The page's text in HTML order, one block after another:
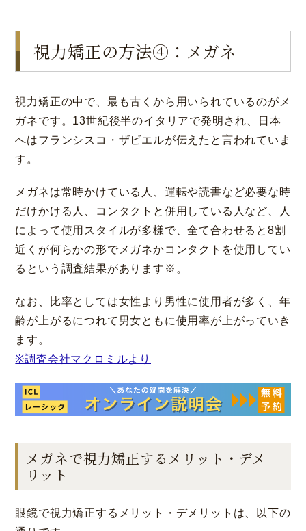
視力矯正の方法④：メガネ
視力矯正の中で、最も古くから用いられているのがメ
ガネです。13世紀後半のイタリアで発明され、日本
へはフランシスコ・ザビエルが伝えたと言われていま
す。
メガネは常時かけている人、運転や読書など必要な時
だけかける人、コンタクトと併用している人など、人
によって使用スタイルが多様で、全て合わせると8割
近くが何らかの形でメガネかコンタクトを使用してい
るという調査結果があります※。
なお、比率としては女性より男性に使用者が多く、年
齢が上がるにつれて男女ともに使用率が上がっていき
ます。
※調査会社マクロミルより
メガネで視力矯正するメリット・デメ
リット
眼鏡で視力矯正するメリット・デメリットは、以下の